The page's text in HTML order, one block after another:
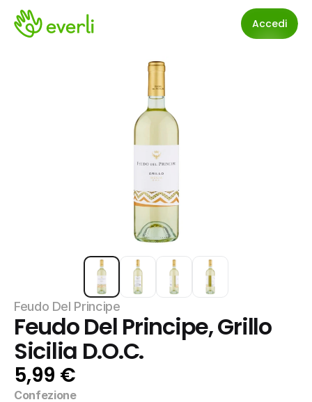
Accedi
Feudo Del Principe
Feudo Del Principe, Grillo
Sicilia D.O.C.
5,99 €
Confezione